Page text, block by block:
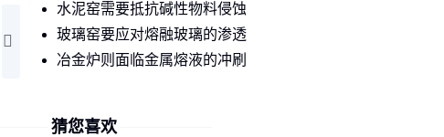
水泥窑需要抵抗碱性物料侵蚀
玻璃窑要应对熔融玻璃的渗透
冶金炉则面临金属熔液的冲刷
适合温度超过1300℃的窑炉关键部位。而普通硅酸盐水泥在
猜您喜欢